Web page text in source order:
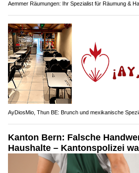
Aemmer Räumungen: Ihr Spezialist für Räumung &
AyDiosMio, Thun BE: Brunch und mexikanische
Kanton Bern: Falsche
Haushalte – Kantonspolizei